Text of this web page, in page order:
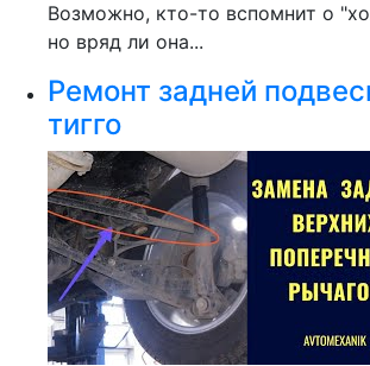
Возможно, кто-то вспомнит о
но вряд ли она...
Ремонт задней
тигго